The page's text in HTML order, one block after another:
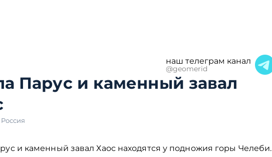
наш телеграм канал
@geomerid
Парус и каменный завал
Россия
и каменный завал Хаос находятся у подножия горы Челеби.